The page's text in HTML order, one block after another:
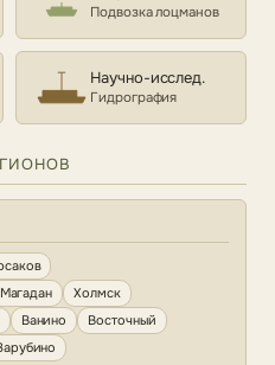
Подвозка лоцманов
Научно-исслед.
Гидрография
Магадан
Холмск
Ванино
Восточный